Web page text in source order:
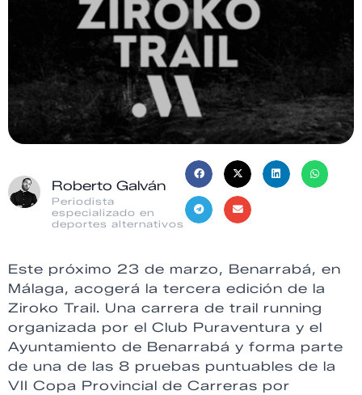
Roberto Galván
Periodista
especializado en
deportes alternativos
Este próximo 23 de marzo, Benarrabá, en
Málaga, acogerá la tercera edición de la
Ziroko Trail. Una carrera de trail running
organizada por el Club Puraventura y el
Ayuntamiento de Benarrabá y forma parte
de una de las 8 pruebas puntuables de la
VII Copa Provincial de Carreras por